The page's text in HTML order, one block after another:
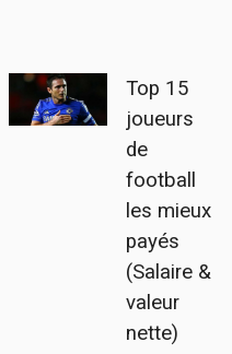
Top 15
joueurs
de
football
les mieux
payés
(Salaire &
valeur
nette)